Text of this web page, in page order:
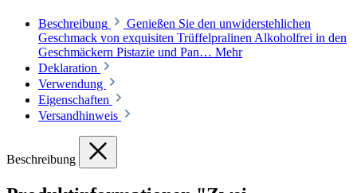
Beschreibung
Genießen Sie den unwiderstehlichen
Geschmack von exquisiten Trüffelpralinen Alkoholfrei in den
Geschmäckern Pistazie und Pan… Mehr
Deklaration
Verwendung
Eigenschaften
Versandhinweis
Beschreibung